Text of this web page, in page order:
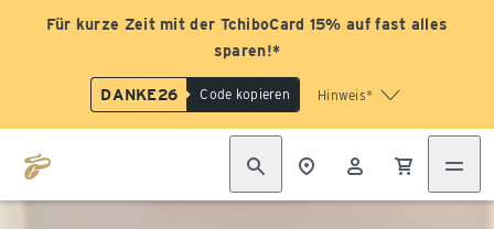
Für kurze Zeit mit der TchiboCard 15% auf fast alles
sparen!*
DANKE26 Code kopieren Hinweis*